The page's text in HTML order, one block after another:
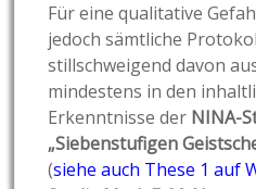
Für eine qualitative
jedoch sämtliche
stillschweigend davon
mindestens in den
Erkenntnisse der NINA-
„Siebenstufigen
(siehe auch These 1 auf